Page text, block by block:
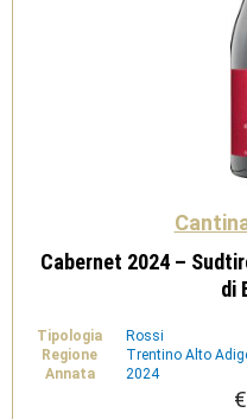
Cabernet 2024 –
di
Tipologia
Rossi
Regione
Trentino Alto
Annata
2024
€